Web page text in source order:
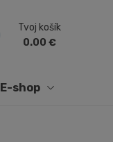
Tvoj košík
0.00 €
E-shop